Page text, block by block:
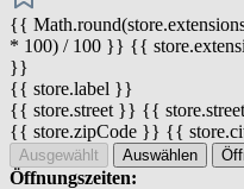
{{
* 100) / 100 }} {{
}}
{{ store.label }}
{{ store.street }} {{
{{ store.zipCode }} {{
Ausgewählt Auswählen
Öffnungszeiten: